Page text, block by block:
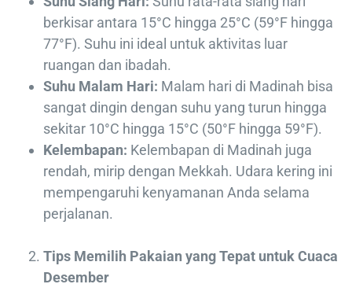
berkisar antara 15°C hingga 25°C (59°F hingga
77°F). Suhu ini ideal untuk aktivitas luar
ruangan dan ibadah.
Suhu Malam Hari: Malam hari di Madinah bisa
sangat dingin dengan suhu yang turun hingga
sekitar 10°C hingga 15°C (50°F hingga 59°F).
Kelembapan: Kelembapan di Madinah juga
rendah, mirip dengan Mekkah. Udara kering ini
mempengaruhi kenyamanan Anda selama
perjalanan.
Tips Memilih Pakaian yang Tepat untuk Cuaca
Desember